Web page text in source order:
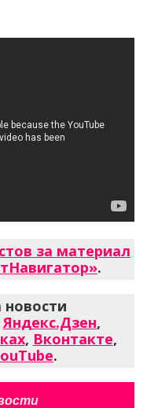
за материал
.
Яндекс.Дзен,
, Вконтакте,
.